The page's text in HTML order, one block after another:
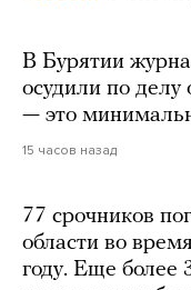
В Бурятии
осудили по делу
— это
15 часов назад
77 срочников
области во
году. Еще более